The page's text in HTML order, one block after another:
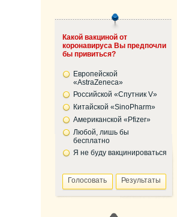
Какой вакциной от
коронавируса Вы предпочли
бы привиться?
Европейской
«AstraZeneca»
Российской «Спутник V»
Китайской «SinoPharm»
Американской «Pfizer»
Любой, лишь бы
бесплатно
Я не буду вакцинироваться